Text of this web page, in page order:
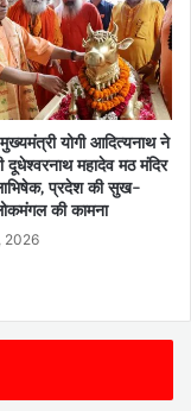
मुख्यमंत्री योगी आदित्यनाथ ने
दूधेश्वरनाथ महादेव मठ मंदिर
प्रदेश की सुख-
की कामना
2026